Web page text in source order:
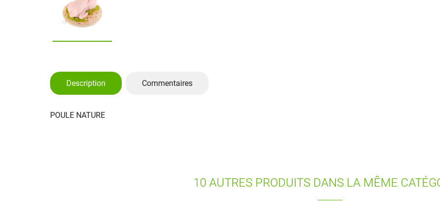
Description Commentaires
POULE NATURE
10 AUTRES PRODUITS DANS LA MÊME